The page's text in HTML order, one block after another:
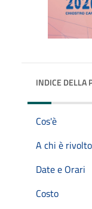
INDICE DELLA
Cos'è
A chi è rivolto
Date e Orari
Costo